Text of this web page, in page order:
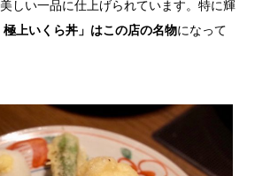
しい一品に仕上げられています。特に輝
極上いくら丼」はこの店の名物になって